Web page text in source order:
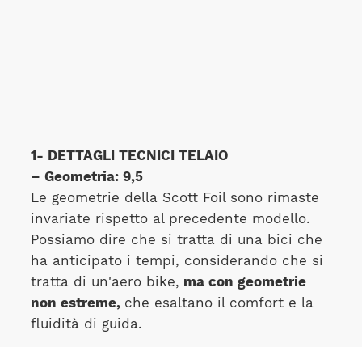
1- DETTAGLI TECNICI TELAIO
– Geometria: 9,5
Le geometrie della Scott Foil sono rimaste
invariate rispetto al precedente modello.
Possiamo dire che si tratta di una bici che
ha anticipato i tempi, considerando che si
tratta di un'aero bike, ma con geometrie
non estreme, che esaltano il comfort e la
fluidità di guida.